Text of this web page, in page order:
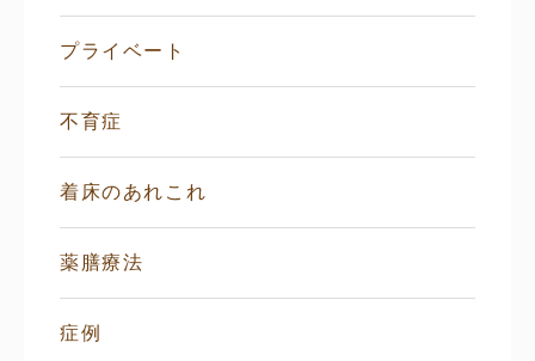
プライベート
不育症
着床のあれこれ
薬膳療法
症例